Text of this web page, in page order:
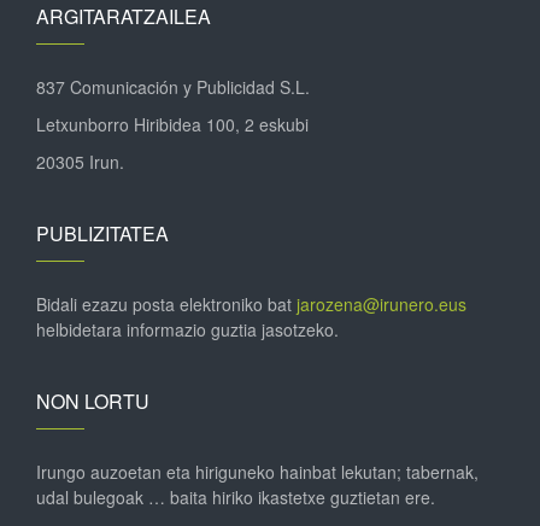
ARGITARATZAILEA
837 Comunicación y Publicidad S.L.
Letxunborro Hiribidea 100, 2 eskubi
20305 Irun.
PUBLIZITATEA
Bidali ezazu posta elektroniko bat jarozena@irunero.eus
helbidetara informazio guztia jasotzeko.
NON LORTU
Irungo auzoetan eta hiriguneko hainbat lekutan; tabernak,
udal bulegoak … baita hiriko ikastetxe guztietan ere.